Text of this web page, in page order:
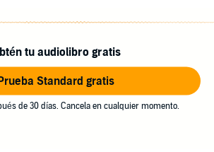
tu audiolibro gratis
Standard gratis
de 30 días. Cancela en cualquier momento.